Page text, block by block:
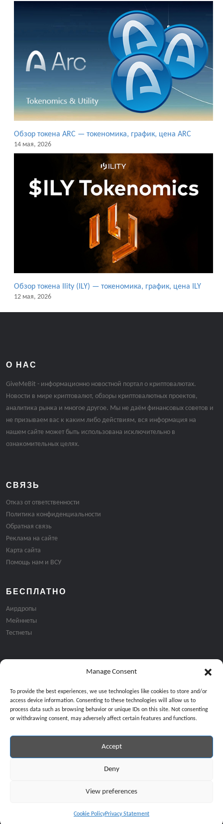
Manage Consent
To provide the best experiences, we use technologies like cookies to store and/or
access device information. Consenting to these technologies will allow us to
process data such as browsing behavior or unique IDs on this site. Not consenting
or withdrawing consent, may adversely affect certain features and functions.
Accept
Deny
View preferences
Cookie PolicyPrivacy Statement
Обзор токена ARC — токеномика, график, цена ARC
14 мая, 2026
Обзор токена Ility (ILY) — токеномика, график, цена ILY
12 мая, 2026
О НАС
GiveMeBit - информационно новостной портал о криптовалютах.
Новости в мире криптовалют, обзоры криптовалютных проектов,
аналитика рынка и многое другое. Мы не даём финансовых советов и
не призываем вас к каким либо действиям, вся информация на
нашем сайте может быть использована исключительно в
ознакомительных целях.
СВЯЗЬ
Отказ от ответственности
Политика конфиденциальности
Обратная связь
Реклама на сайте
Карта сайта
Помощь нам и ВСУ
БЕСПЛАТНО
Аирдропы
Мейннеты
Тестнеты
Подписка на email рассылку:
Продолжая, вы соглашаетесь с нашей политикой
Copyright © 2024 All Rights Reserved by